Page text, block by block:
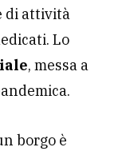
di attività
Lo
, messa a
borgo è